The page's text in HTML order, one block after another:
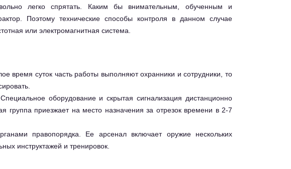
легко спрятать. Каким бы внимательным, обученным и
Поэтому технические способы контроля в данном случае
или электромагнитная система.
время суток часть работы выполняют охранники и сотрудники, то
оборудование и скрытая сигнализация дистанционно
группа приезжает на место назначения за отрезок времени в 2-7
правопорядка. Ее арсенал включает оружие нескольких
инструктажей и тренировок.